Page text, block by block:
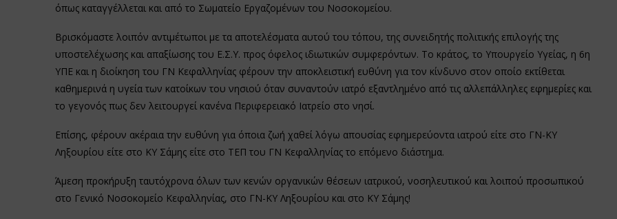
όπως καταγγέλλεται και από το Σωματείο Εργαζομένων του Νοσοκομείου.
Βρισκόμαστε λοιπόν αντιμέτωποι με τα αποτελέσματα αυτού του τόπου, της συνειδητής πολιτικής επιλογής της
υποστελέχωσης και απαξίωσης του Ε.Σ.Υ. προς όφελος ιδιωτικών συμφερόντων. Το κράτος, το Υπουργείο Υγείας, η 6η
ΥΠΕ και η διοίκηση του ΓΝ Κεφαλληνίας φέρουν την αποκλειστική ευθύνη για τον κίνδυνο στον οποίο εκτίθεται
καθημερινά η υγεία των κατοίκων του νησιού όταν συναντούν ιατρό εξαντλημένο από τις αλλεπάλληλες εφημερίες και
το γεγονός πως δεν λειτουργεί κανένα Περιφερειακό Ιατρείο στο νησί.
Επίσης, φέρουν ακέραια την ευθύνη για όποια ζωή χαθεί λόγω απουσίας εφημερεύοντα ιατρού είτε στο ΓΝ-ΚΥ
Ληξουρίου είτε στο ΚΥ Σάμης είτε στο ΤΕΠ του ΓΝ Κεφαλληνίας το επόμενο διάστημα.
Άμεση προκήρυξη ταυτόχρονα όλων των κενών οργανικών θέσεων ιατρικού, νοσηλευτικού και λοιπού προσωπικού
στο Γενικό Νοσοκομείο Κεφαλληνίας, στο ΓΝ-ΚΥ Ληξουρίου και στο ΚΥ Σάμης!